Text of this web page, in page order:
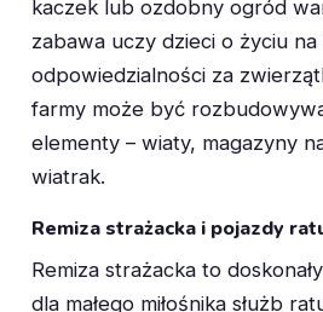
kaczek lub ozdobny ogród
zabawa uczy dzieci o życiu na
odpowiedzialności za
farmy może być
elementy – wiaty, magazyny
wiatrak.
Remiza strażacka i pojazdy
Remiza strażacka to
dla małego miłośnika służb